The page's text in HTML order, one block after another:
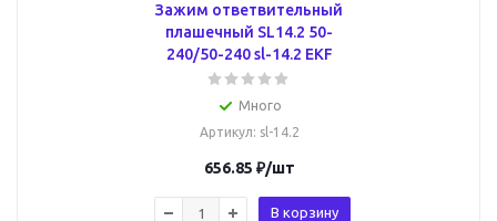
Зажим ответвительный
плашечный SL14.2 50-
240/50-240 sl-14.2 EKF
Много
Артикул: sl-14.2
656.85 ₽/шт
В корзину